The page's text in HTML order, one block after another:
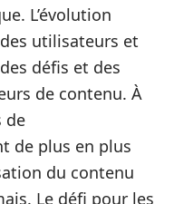
L’évolution
utilisateurs et
défis et des
de contenu. À
de
de plus en plus
du contenu
Le défi pour les